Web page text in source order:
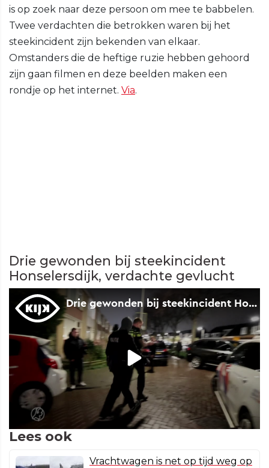
is op zoek naar deze persoon om mee te babbelen.
Twee verdachten die betrokken waren bij het
steekincident zijn bekenden van elkaar.
Omstanders die de heftige ruzie hebben gehoord
zijn gaan filmen en deze beelden maken een
rondje op het internet. Via.
Drie gewonden bij steekincident
Honselersdijk, verdachte gevlucht
Lees ook
Vrachtwagen is net op tijd weg op